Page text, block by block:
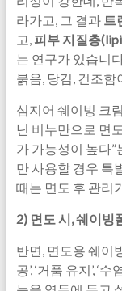
라가고, 그 결과 트
고, 피부 지질층
는 연구가 있습니
붉음, 당김, 건조함
심지어 쉐이빙 크
닌 비누만으로 면
가 가능성이 높다
만 사용할 경우 특
때는 면도 후 관리
2) 면도 시, 쉐이빙
반면, 면도용 쉐이
공’, ‘거품 유지’, ‘